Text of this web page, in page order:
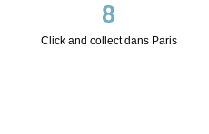
8
Click and collect dans Paris